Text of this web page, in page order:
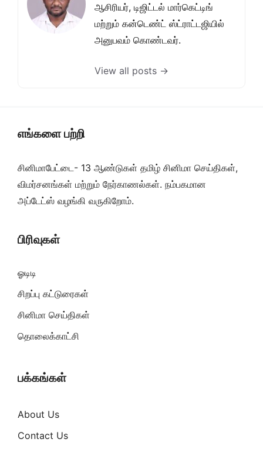
ஆசிரியர், டிஜிட்டல் மார்கெட்டிங்
மற்றும் கன்டெண்ட் ஸ்ட்ராட்டஜியில்
அனுபவம் கொண்டவர்.
View all posts →
எங்களை பற்றி
சினிமாபேட்டை- 13 ஆண்டுகள் தமிழ் சினிமா செய்திகள்,
விமர்சனங்கள் மற்றும் நேர்காணல்கள். நம்பகமான
அப்டேட்ஸ் வழங்கி வருகிறோம்.
பிரிவுகள்
ஓடிடி
சிறப்பு கட்டுரைகள்
சினிமா செய்திகள்
தொலைக்காட்சி
பக்கங்கள்
About Us
Contact Us